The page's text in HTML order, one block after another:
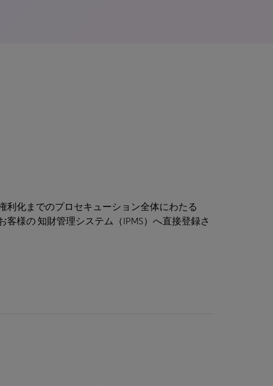
利化までのプロセキューション全体にわたる
様の 知財管理システム（IPMS）へ直接登録さ